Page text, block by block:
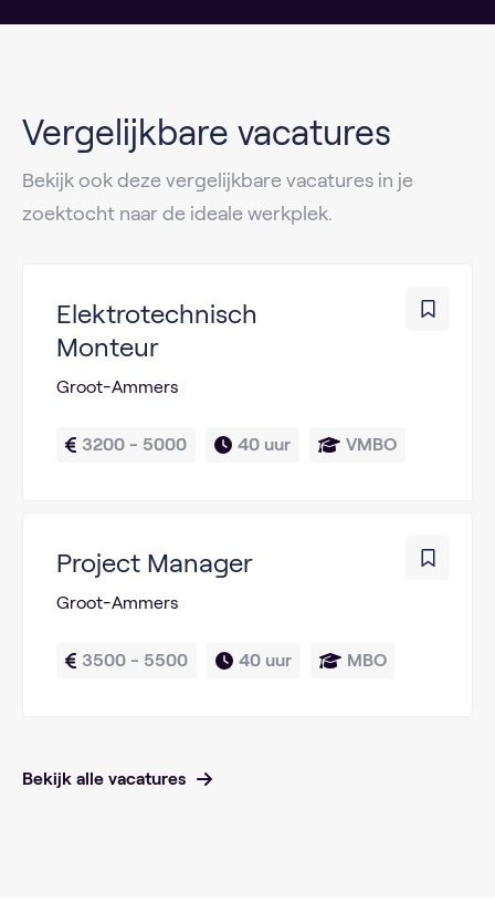
Vergelijkbare vacatures
Bekijk ook deze vergelijkbare vacatures in je
zoektocht naar de ideale werkplek.
Elektrotechnisch
Monteur
Groot-Ammers
3200 - 5000 40 uur VMBO
Project Manager
Groot-Ammers
3500 - 5500 40 uur MBO
Bekijk alle vacatures